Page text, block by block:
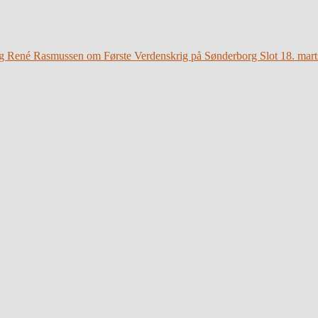
Rasmussen om Første Verdenskrig på Sønderborg Slot 18.